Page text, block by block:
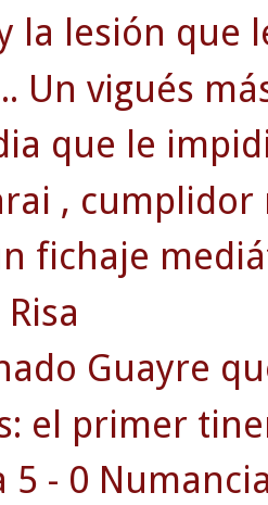
la lesión que
Un vigués
que le
,
fichaje
Guayre
el primer
5 - 0